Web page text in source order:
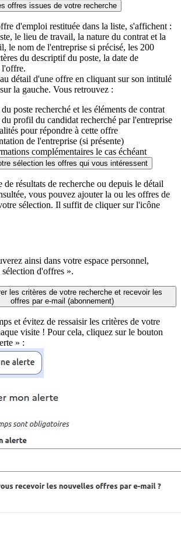
offres issues de votre recherche
d'emploi restituée dans la liste, s'affichent :
le lieu de travail, la nature du contrat et la
le nom de l'entreprise si précisé, les 200
du descriptif du poste, la date de
l'offre.
détail d'une offre en cliquant sur son intitulé
la gauche. Vous retrouvez :
poste recherché et les éléments de contrat
profil du candidat recherché par l'entreprise
pour répondre à cette offre
de l'entreprise (si présente)
complémentaires le cas échéant
sélection les offres qui vous intéressent
de résultats de recherche ou depuis le détail
vous pouvez ajouter la ou les offres de
sélection. Il suffit de cliquer sur l'icône
ainsi dans votre espace personnel,
d'offres ».
les critères de votre recherche et recevoir les
offres par e-mail (abonnement)
et évitez de ressaisir les critères de votre
visite ! Pour cela, cliquez sur le bouton
» :